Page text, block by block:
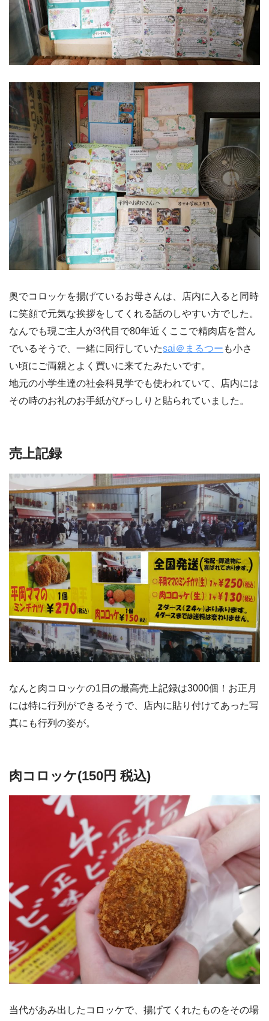
奥でコロッケを揚げているお母さんは、店内に入ると同時
に笑顔で元気な挨拶をしてくれる話のしやすい方でした。
なんでも現ご主人が3代目で80年近くここで精肉店を営ん
でいるそうで、一緒に同行していたsai＠まるつー も小さ
い頃にご両親とよく買いに来てたみたいです。
地元の小学生達の社会科見学でも使われていて、店内には
その時のお礼のお手紙がびっしりと貼られていました。
売上記録
なんと肉コロッケの1日の最高売上記録は3000個！お正月
には特に行列ができるそうで、店内に貼り付けてあった写
真にも行列の姿が。
肉コロッケ(150円 税込)
当代があみ出したコロッケで、揚げてくれたものをその場